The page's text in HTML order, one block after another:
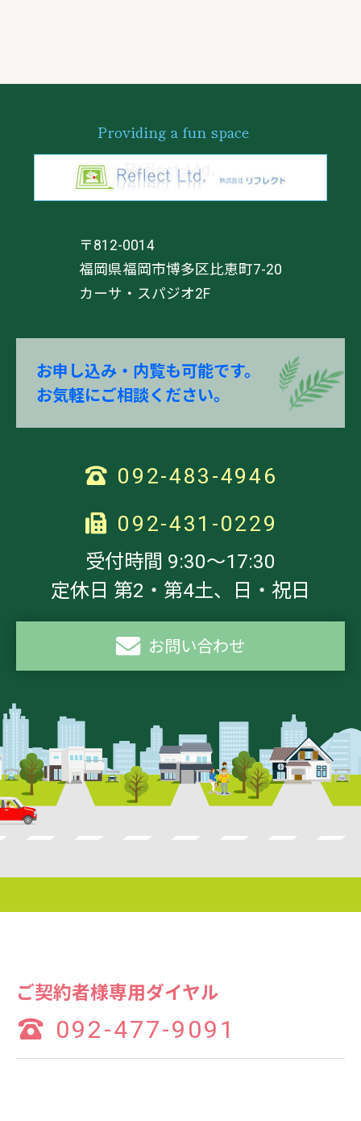
Providing a fun space
812-0014
福岡県福岡市博多区比恵町7-20
カーサ・スパジオ2F
お申し込み・内覧も可能です。
お気軽にご相談ください。
092-483-4946
092-431-0229
受付時間 9:30～17:30
定休日 第2・第4土、日・祝日
お問い合わせ
ご契約者様専用ダイヤル
092-477-9091